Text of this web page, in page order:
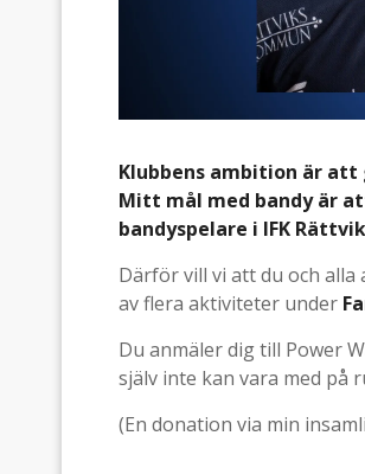
Klubbens ambition är
Mitt mål med bandy är
bandyspelare i IFK
Därför vill vi att du och alla
av flera aktiviteter under
Du anmäler dig till Power
själv inte kan vara med på
(En donation via min